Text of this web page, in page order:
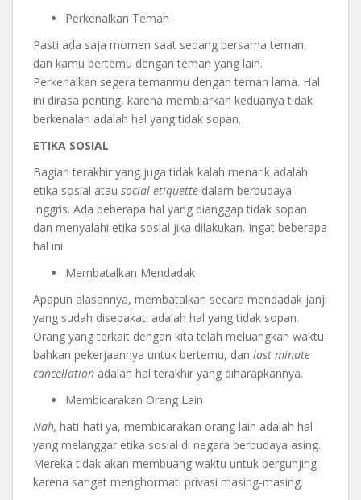
Perkenalkan Teman
Pasti ada saja momen saat sedang bersama teman,
dan kamu bertemu dengan teman yang lain.
Perkenalkan segera temanmu dengan teman lama. Hal
ini dirasa penting, karena membiarkan keduanya tidak
berkenalan adalah hal yang tidak sopan.
ETIKA SOSIAL
Bagian terakhir yang juga tidak kalah menarik adalah
etika sosial atau social etiquette dalam berbudaya
Inggris. Ada beberapa hal yang dianggap tidak sopan
dan menyalahi etika sosial jika dilakukan. Ingat beberapa
hal ini:
Membatalkan Mendadak
Apapun alasannya, membatalkan secara mendadak janji
yang sudah disepakati adalah hal yang tidak sopan.
Orang yang terkait dengan kita telah meluangkan waktu
bahkan pekerjaannya untuk bertemu, dan last minute
cancellation adalah hal terakhir yang diharapkannya.
Membicarakan Orang Lain
Nah, hati-hati ya, membicarakan orang lain adalah hal
yang melanggar etika sosial di negara berbudaya asing.
Mereka tidak akan membuang waktu untuk bergunjing
karena sangat menghormati privasi masing-masing.